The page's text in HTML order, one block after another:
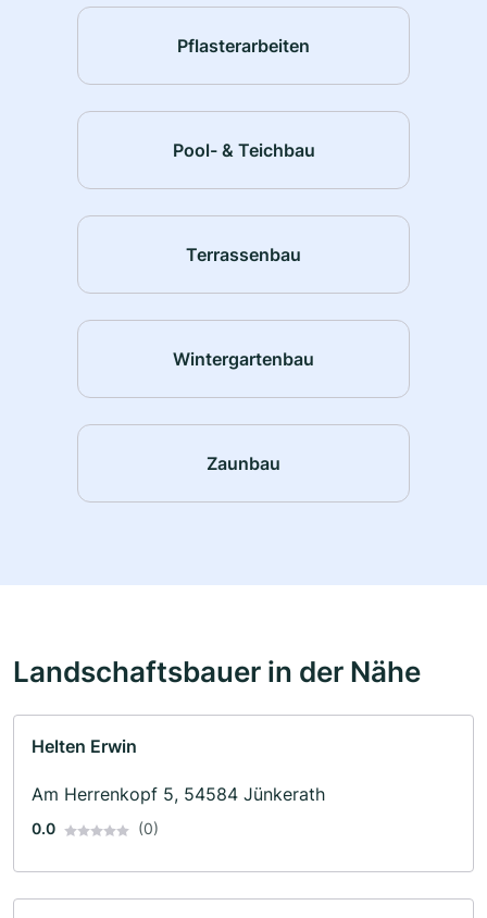
Pflasterarbeiten
Pool- & Teichbau
Terrassenbau
Wintergartenbau
Zaunbau
Landschaftsbauer in der Nähe
Helten Erwin
Am Herrenkopf 5, 54584 Jünkerath
0.0 (0)